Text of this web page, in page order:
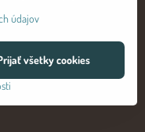
údajov
všetky cookies